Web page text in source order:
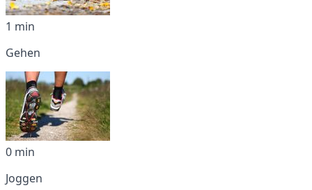
1 min
Gehen
0 min
Joggen